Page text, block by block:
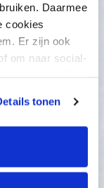
Daarmee
cookies
Er zijn ook
om naar social-
moet u de
chatten.
tonen